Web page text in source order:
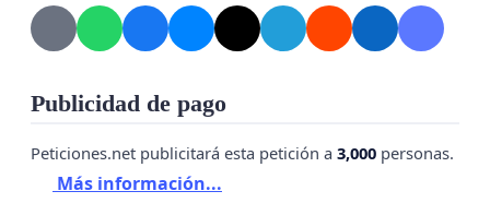
Publicidad de pago
Peticiones.net publicitará esta petición a 3,000 personas.
Más información...